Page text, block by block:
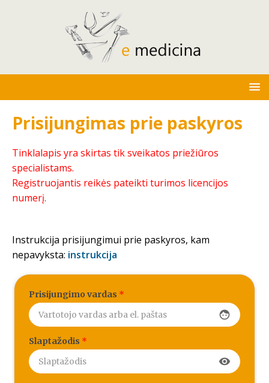
Prisijungimas prie paskyros
Tinklalapis yra skirtas tik sveikatos priežiūros
specialistams.
Registruojantis reikės pateikti turimos licencijos
numerį.
Instrukcija prisijungimui prie paskyros, kam
nepavyksta: instrukcija
Prisijungimo vardas *
face
Slaptažodis *
visibility